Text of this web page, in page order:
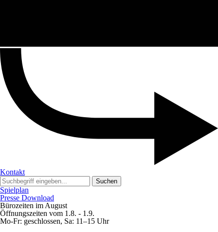
Kontakt
Suchen
Spielplan
Presse Download
Bürozeiten im August
Öffnungszeiten vom 1.8. - 1.9.
Mo-Fr: geschlossen, Sa: 11–15 Uhr